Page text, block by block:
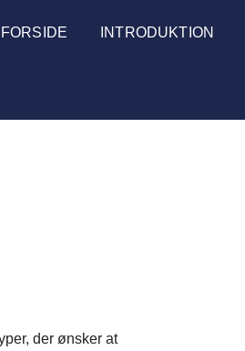
FORSIDE INTRODUKTION
der ønsker at